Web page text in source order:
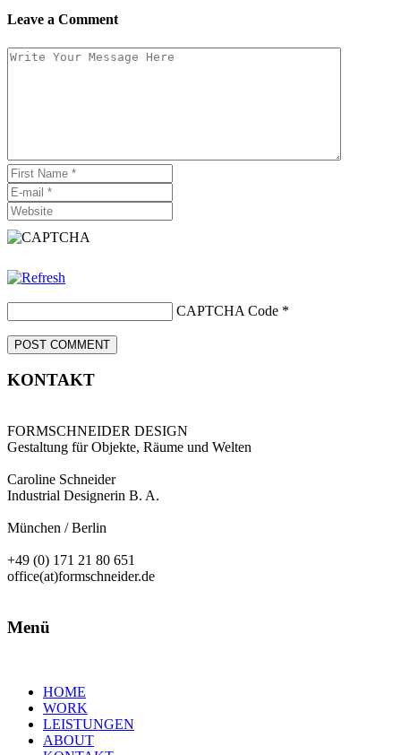
Leave a Comment
CAPTCHA Code *
KONTAKT
FORMSCHNEIDER DESIGN
Gestaltung für Objekte, Räume und Welten
Caroline Schneider
Industrial Designerin B. A.
München / Berlin
+49 (0) 171 21 80 651
office(at)formschneider.de
Menü
HOME
WORK
LEISTUNGEN
ABOUT